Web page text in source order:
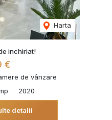
Harta
inchiriat!
€
de vânzare
2020
detalii